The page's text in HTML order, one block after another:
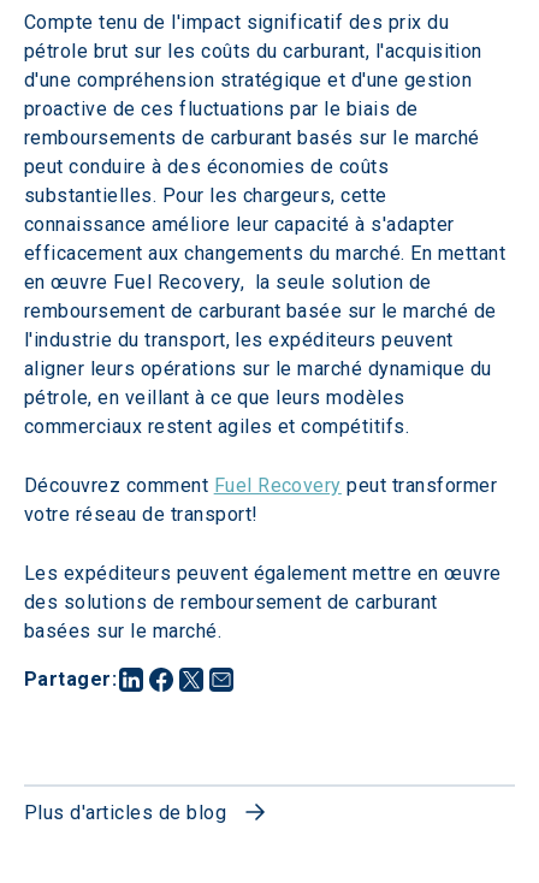
Partager:
Compte tenu de l'impact significatif des prix du
pétrole brut sur les coûts du carburant, l'acquisition
d'une compréhension stratégique et d'une gestion
proactive de ces fluctuations par le biais de
remboursements de carburant basés sur le marché
peut conduire à des économies de coûts
substantielles. Pour les chargeurs, cette
connaissance améliore leur capacité à s'adapter
efficacement aux changements du marché. En mettant
en œuvre Fuel Recovery,  la seule solution de
remboursement de carburant basée sur le marché de
l'industrie du transport, les expéditeurs peuvent
aligner leurs opérations sur le marché dynamique du
pétrole, en veillant à ce que leurs modèles
commerciaux restent agiles et compétitifs.
Découvrez comment Fuel Recovery peut transformer
votre réseau de transport!
Les expéditeurs peuvent également mettre en œuvre
des solutions de remboursement de carburant
basées sur le marché.
Plus d'articles de blog